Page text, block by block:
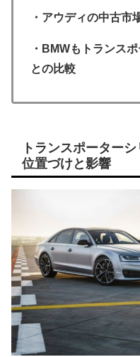
・アウディの中古市
・BMWもトランス
との比較
トランスポーター
位置づけと影響